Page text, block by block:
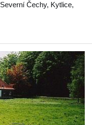
Severní Čechy, Kytlice,